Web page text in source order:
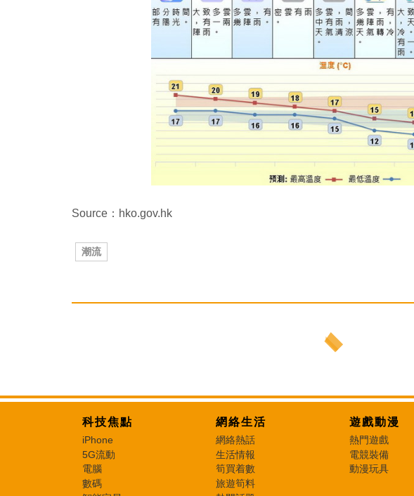
Source：hko.gov.hk
潮流
科技焦點
iPhone
5G流動
電腦
數碼
網絡生活
網絡熱話
生活情報
筍買着數
旅遊筍料
遊戲動漫
熱門遊戲
電競裝備
動漫玩具